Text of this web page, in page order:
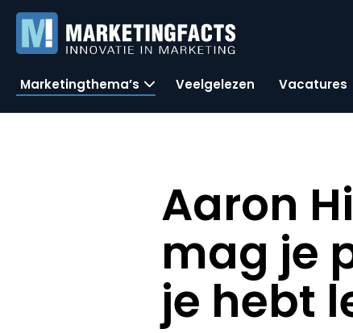
Marketingthema’s Veelgelezen Vacatures
Aaron
mag je
je hebt